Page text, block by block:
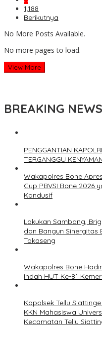
1,188
Berikutnya
No More Posts Available.
No more pages to load.
View More
BREAKING NEWS
PENGGANTIAN
TERGANGGU
Wakapolres Bone
Cup PBVSI Bone 2026
Kondusif
Lakukan Sambang,
dan Bangun Sinergitas
Tokaseng
Wakapolres Bone
Indah HUT Ke-81
Kapolsek Tellu
KKN Mahasiswa
Kecamatan Tellu